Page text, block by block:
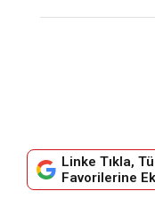
Linke Tıkla,
Favorilerine